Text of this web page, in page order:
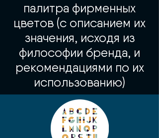
палитра фирменных
цветов (с описанием их
значения, исходя из
философии бренда, и
рекомендациями по их
использованию)